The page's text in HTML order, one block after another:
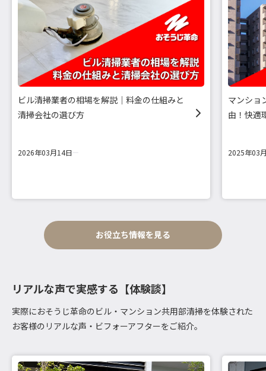
ビル清掃業者の相場を解説｜料金の仕組みと
清掃会社の選び方
2026年03月14日
マンショ
由！快適
2025年03
お役立ち情報を見る
リアルな声で実感する【体験談】
実際におそうじ革命のビル・マンション共用部清掃を体験された
お客様のリアルな声・ビフォーアフターをご紹介。